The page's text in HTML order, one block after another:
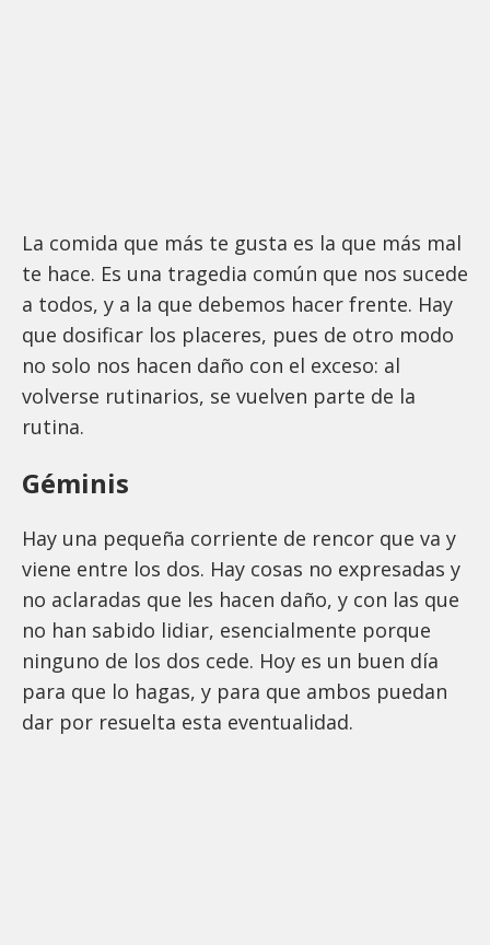
La comida que más te gusta es la que más mal
te hace. Es una tragedia común que nos sucede
a todos, y a la que debemos hacer frente. Hay
que dosificar los placeres, pues de otro modo
no solo nos hacen daño con el exceso: al
volverse rutinarios, se vuelven parte de la
rutina.
Géminis
Hay una pequeña corriente de rencor que va y
viene entre los dos. Hay cosas no expresadas y
no aclaradas que les hacen daño, y con las que
no han sabido lidiar, esencialmente porque
ninguno de los dos cede. Hoy es un buen día
para que lo hagas, y para que ambos puedan
dar por resuelta esta eventualidad.